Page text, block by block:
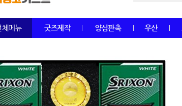
4 수건
볼펜
6 양심판촉
7 여행
체메뉴 굿즈제작 양심판촉 우산